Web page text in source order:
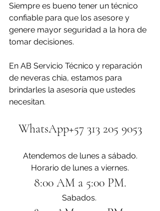
Siempre es bueno tener un técnico
confiable para que los asesore y
genere mayor seguridad a la hora de
tomar decisiones.
En AB Servicio Técnico y reparación
de neveras chia, estamos para
brindarles la asesoría que ustedes
necesitan.
WhatsApp+57 313 205 9053
Atendemos de lunes a sábado.
Horario de lunes a viernes.
8:00 AM a 5:00 PM.
Sabados.